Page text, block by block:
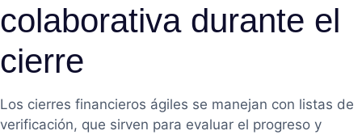
colaborativa durante el
cierre
Los cierres financieros ágiles se manejan con listas de
verificación, que sirven para evaluar el progreso y